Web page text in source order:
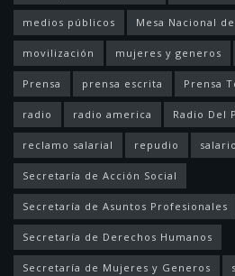
medios públicos Mesa Nacional
movilización mujeres y generos
Prensa prensa escrita Prensa
radio radio america Radio Del
reclamo salarial repudio
Secretaría de Acción Social
Secretaría de Asuntos Profesionales
Secretaría de Derechos Humanos
Secretaría de Mujeres y Generos